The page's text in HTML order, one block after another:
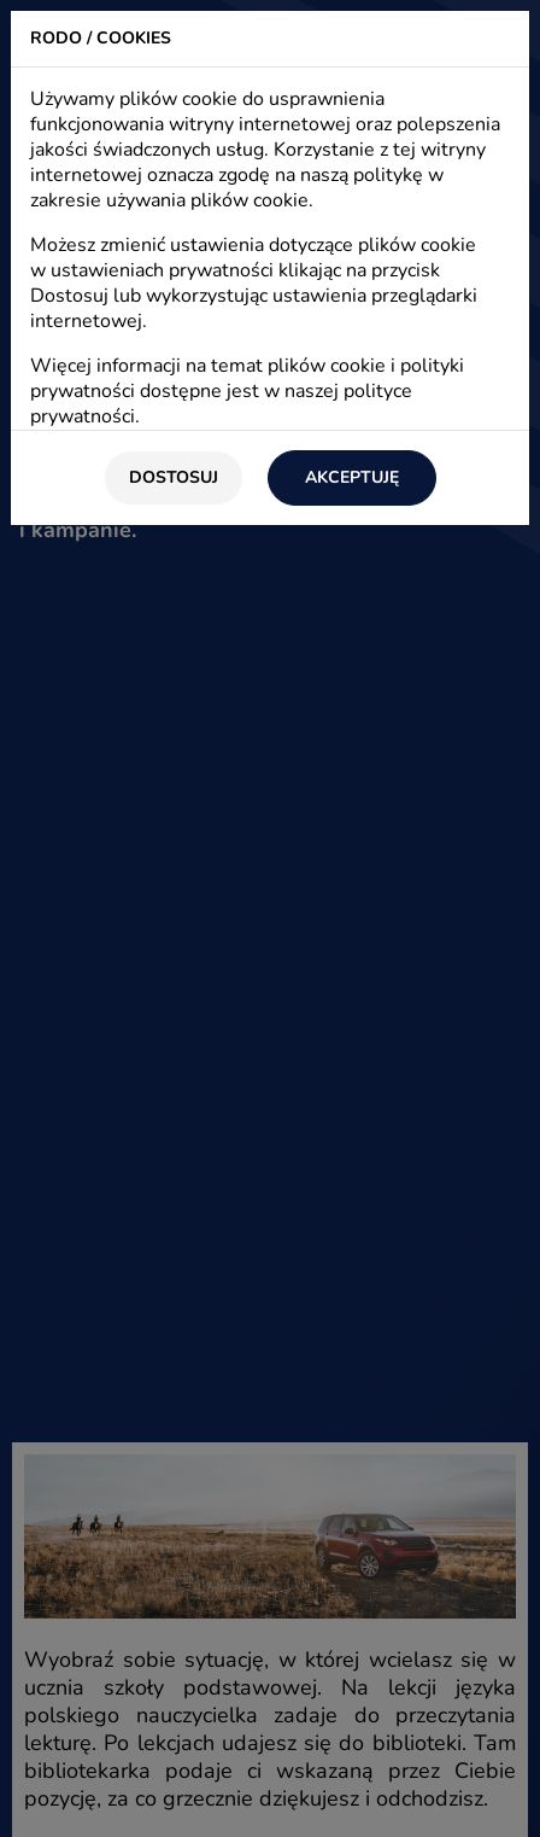
Heuristic - strony www, sklepy internetowe, e-marketing
Darmowe zdjęcia w wysokiej
rozdzielczości - gdzie szukać
Start / Blog / E-marketing
16 lutego 2017
Darek Malik
W internecie dobre zdjęcia to podstawa. Na
szczęście w sieci jest wiele miejsc gdzie możesz
pobrać zdjęcia w wysokiej rozdzielczości
zupełnie za darmo i wzbogacać nimi swoje posty
i kampanie.
Wyobraź sobie sytuację, w której wcielasz się w
ucznia szkoły podstawowej. Na lekcji języka
polskiego nauczycielka zadaje do przeczytania
lekturę. Po lekcjach udajesz się do biblioteki. Tam
bibliotekarka podaje ci wskazaną przez Ciebie
pozycję, za co grzecznie dziękujesz i odchodzisz.
RODO / COOKIES
Używamy plików cookie do usprawnienia
funkcjonowania witryny internetowej oraz polepszenia
jakości świadczonych usług. Korzystanie z tej witryny
internetowej oznacza zgodę na naszą politykę w
zakresie używania plików cookie.
Możesz zmienić ustawienia dotyczące plików cookie
w ustawieniach prywatności klikając na przycisk
Dostosuj lub wykorzystując ustawienia przeglądarki
internetowej.
Więcej informacji na temat plików cookie i polityki
prywatności dostępne jest w naszej polityce
prywatności.
DOSTOSUJ AKCEPTUJĘ